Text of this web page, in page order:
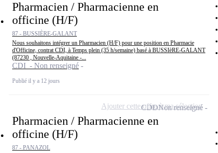
Pharmacien / Pharmacienne en
officine (H/F)
87 - BUSSIÈRE-GALANT
Nous souhaitons intégrer un Pharmacien (H/F) pour une position en Pharmacie
d'Officine, contrat CDI, à Temps plein (35 h/semaine) basé à BUSSIèRE-GALANT
(87230 , Nouvelle-Aquitaine -...
CDI - Non renseigné
Publié il y a 12 jours
Pharmacien / Pharmacienne en
officine (H/F)
87 - PANAZOL
CDDNon renseigné
Ajouter cette offre à ma sélection